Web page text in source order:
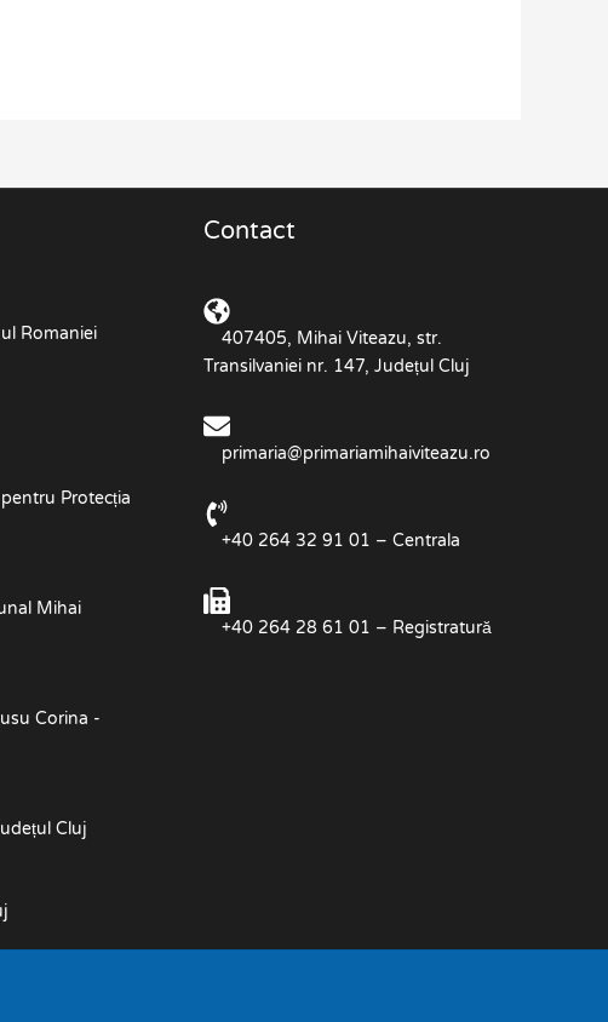
Romaniei
Protecția
Mihai
Corina -
Cluj
Contact
407405, Mihai Viteazu, str.
Transilvaniei nr. 147, Județul Cluj
primaria@primariamihaiviteazu.ro
+40 264 32 91 01 – Centrala
+40 264 28 61 01 – Registratură